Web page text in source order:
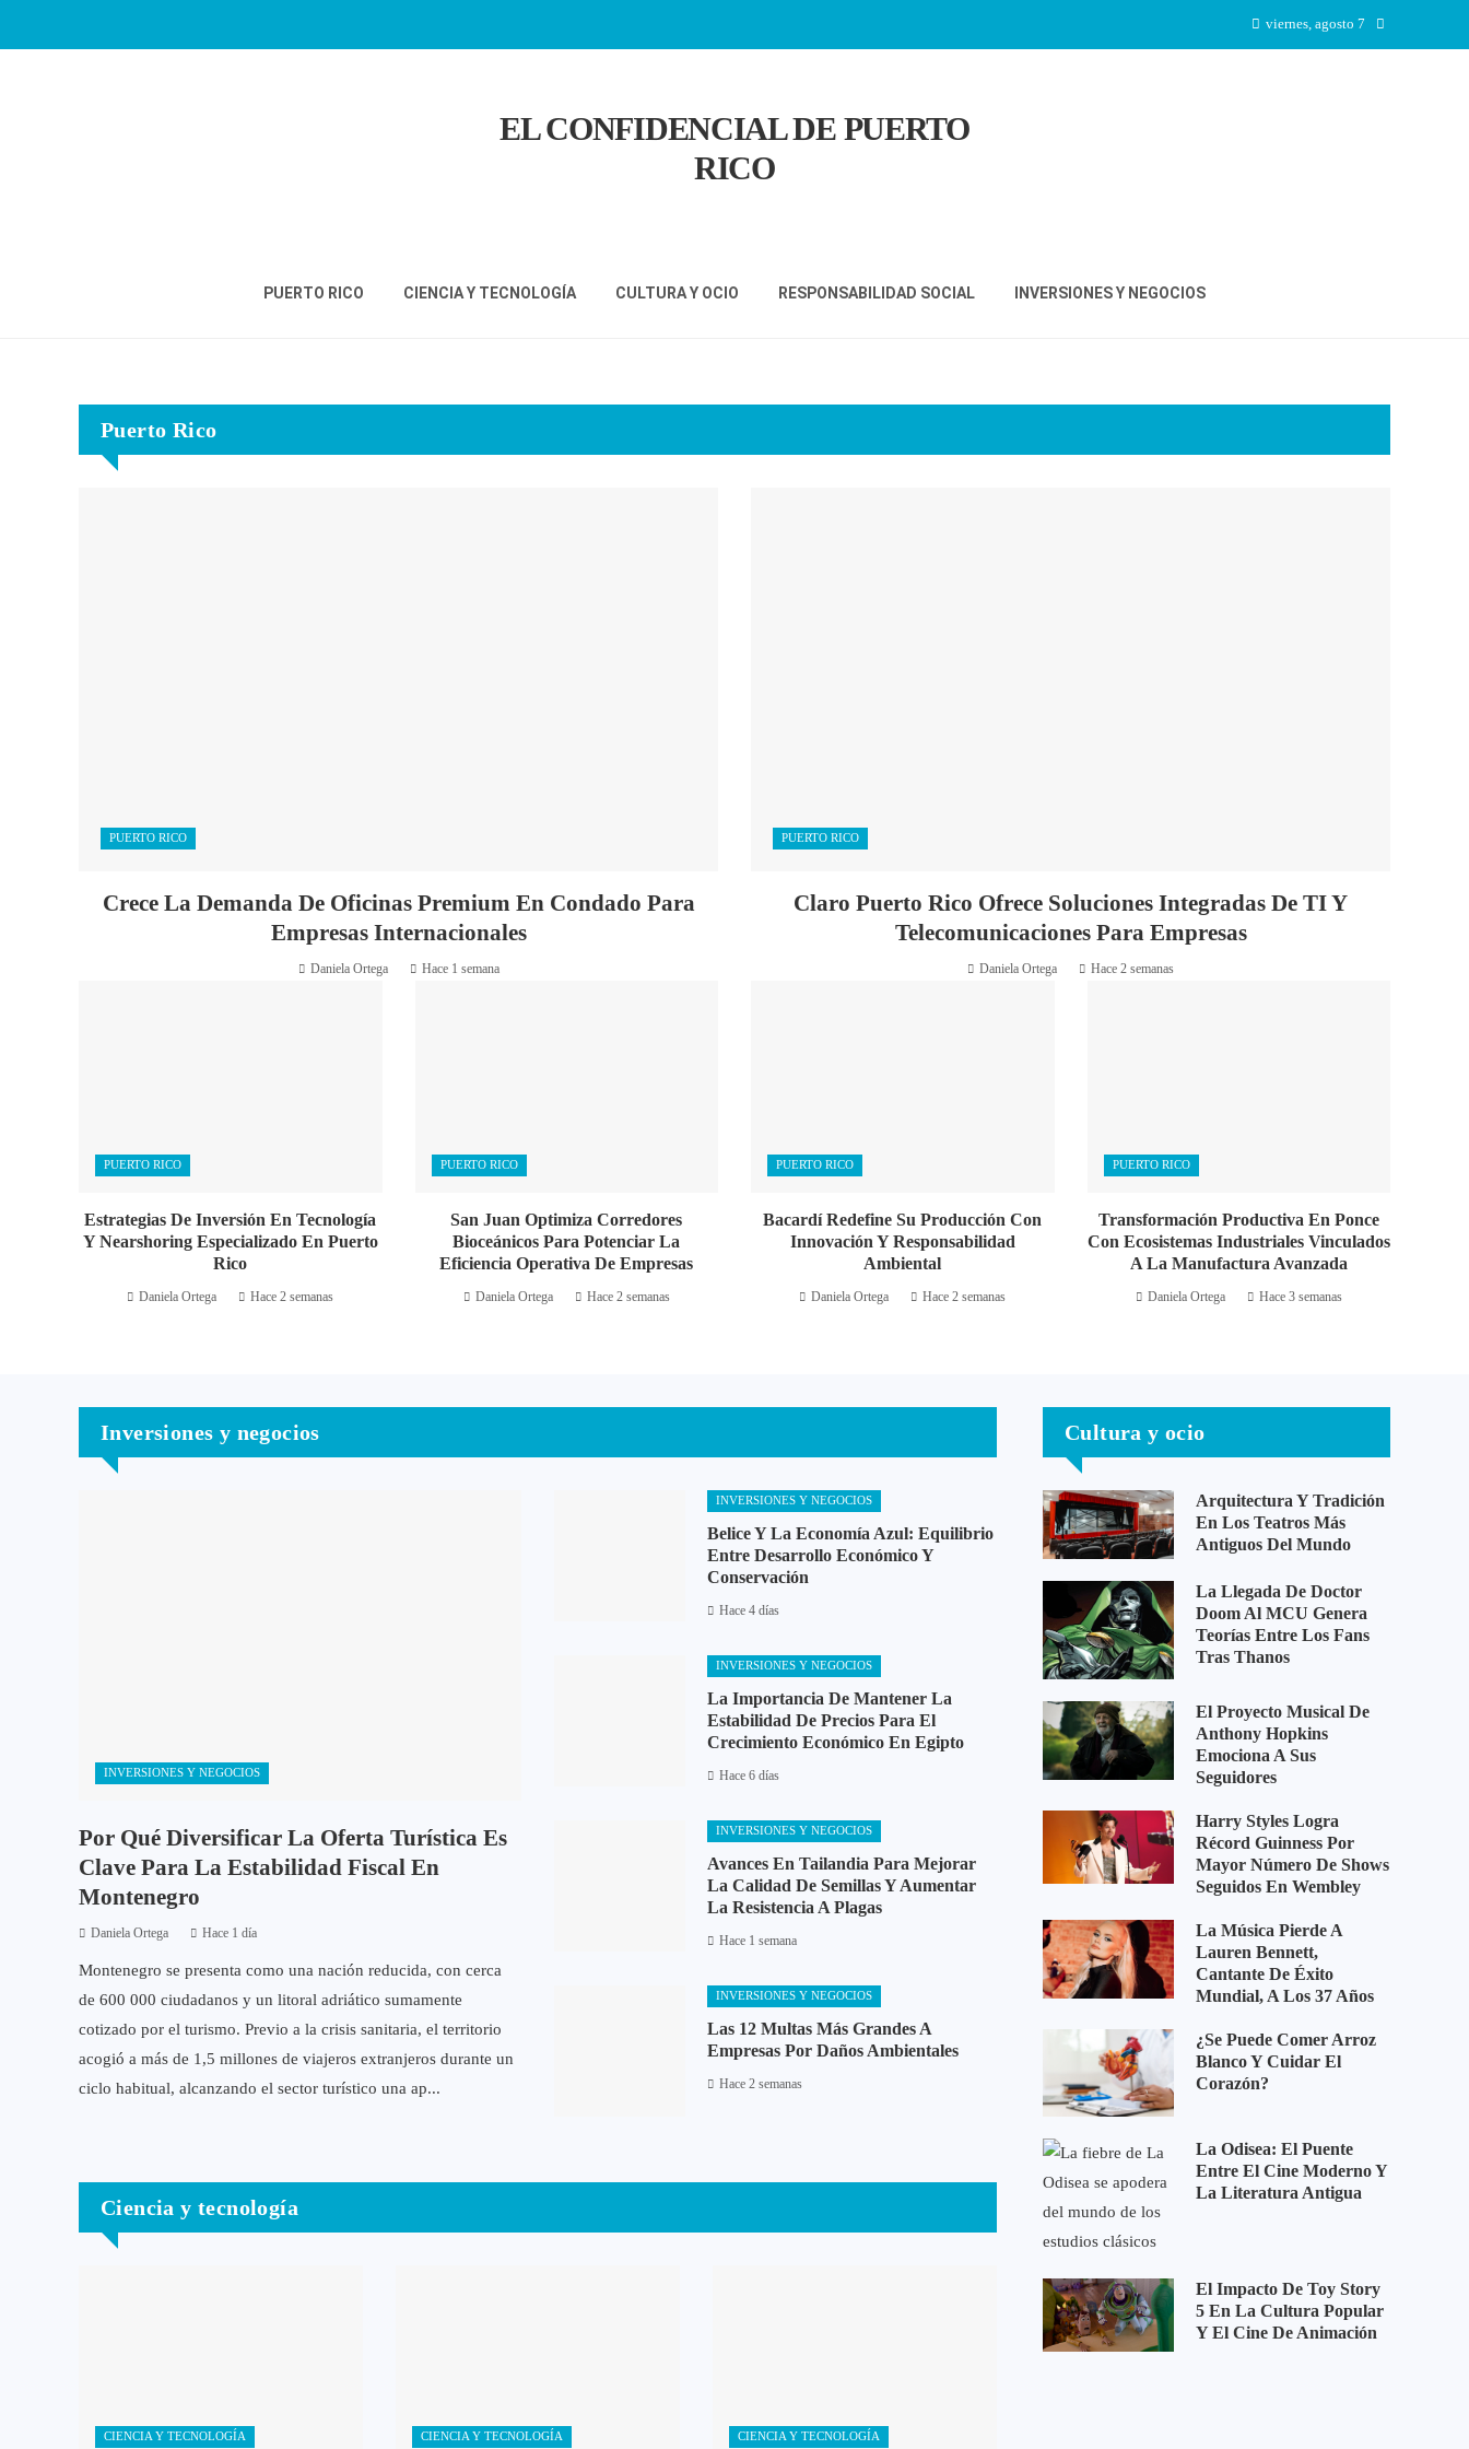
viernes, agosto 7
EL CONFIDENCIAL DE PUERTO
RICO
PUERTO RICO CIENCIA Y TECNOLOGÍA CULTURA Y OCIO RESPONSABILIDAD SOCIAL INVERSIONES Y NEGOCIOS
Puerto Rico
PUERTO RICO
Crece La Demanda De Oficinas Premium En Condado Para
Empresas Internacionales
Daniela Ortega Hace 1 semana
PUERTO RICO
Claro Puerto Rico Ofrece Soluciones Integradas De TI Y
Telecomunicaciones Para Empresas
Daniela Ortega Hace 2 semanas
PUERTO RICO
Estrategias De Inversión En Tecnología
Y Nearshoring Especializado En Puerto
Rico
Daniela Ortega Hace 2 semanas
PUERTO RICO
San Juan Optimiza Corredores
Bioceánicos Para Potenciar La
Eficiencia Operativa De Empresas
Daniela Ortega Hace 2 semanas
PUERTO RICO
Bacardí Redefine Su Producción Con
Innovación Y Responsabilidad
Ambiental
Daniela Ortega Hace 2 semanas
PUERTO RICO
Transformación Productiva En Ponce
Con Ecosistemas Industriales Vinculados
A La Manufactura Avanzada
Daniela Ortega Hace 3 semanas
Inversiones y negocios
INVERSIONES Y NEGOCIOS
Por Qué Diversificar La Oferta Turística Es
Clave Para La Estabilidad Fiscal En
Montenegro
Daniela Ortega Hace 1 día
Montenegro se presenta como una nación reducida, con cerca
de 600 000 ciudadanos y un litoral adriático sumamente
cotizado por el turismo. Previo a la crisis sanitaria, el territorio
acogió a más de 1,5 millones de viajeros extranjeros durante un
ciclo habitual, alcanzando el sector turístico una ap...
INVERSIONES Y NEGOCIOS
Belice Y La Economía Azul: Equilibrio
Entre Desarrollo Económico Y
Conservación
Hace 4 días
INVERSIONES Y NEGOCIOS
La Importancia De Mantener La
Estabilidad De Precios Para El
Crecimiento Económico En Egipto
Hace 6 días
INVERSIONES Y NEGOCIOS
Avances En Tailandia Para Mejorar
La Calidad De Semillas Y Aumentar
La Resistencia A Plagas
Hace 1 semana
INVERSIONES Y NEGOCIOS
Las 12 Multas Más Grandes A
Empresas Por Daños Ambientales
Hace 2 semanas
Ciencia y tecnología
CIENCIA Y TECNOLOGÍA CIENCIA Y TECNOLOGÍA CIENCIA Y TECNOLOGÍA
Cultura y ocio
Arquitectura Y Tradición
En Los Teatros Más
Antiguos Del Mundo
La Llegada De Doctor
Doom Al MCU Genera
Teorías Entre Los Fans
Tras Thanos
El Proyecto Musical De
Anthony Hopkins
Emociona A Sus
Seguidores
Harry Styles Logra
Récord Guinness Por
Mayor Número De Shows
Seguidos En Wembley
La Música Pierde A
Lauren Bennett,
Cantante De Éxito
Mundial, A Los 37 Años
¿Se Puede Comer Arroz
Blanco Y Cuidar El
Corazón?
La Odisea: El Puente
Entre El Cine Moderno Y
La Literatura Antigua
El Impacto De Toy Story
5 En La Cultura Popular
Y El Cine De Animación